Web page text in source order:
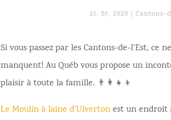
25. 07. 2020 | Cantons-
Si vous passez par les Cantons-de-l’Est, ce
manquent! Au Québ vous propose un
plaisir à toute la famille. 👨‍👩‍👧‍👦
Le Moulin à laine d’Ulvertonest un endroit